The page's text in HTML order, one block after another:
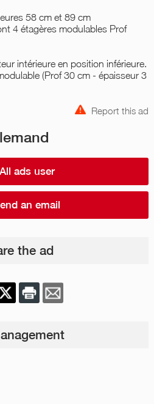
58 cm et 89 cm
4 étagères modulables Prof
intérieure en position inférieure.
(Prof 30 cm - épaisseur 3
Report this ad
All ads user
an email
the ad